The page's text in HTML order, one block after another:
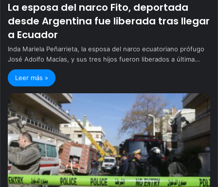
La esposa del narco Fito, deportada
desde Argentina fue liberada tras llegar
a Ecuador
Inda Mariela Peñarrieta, la esposa del narco ecuatoriano prófugo
José Adolfo Macías, y sus tres hijos fueron liberados a última…
Leer más »